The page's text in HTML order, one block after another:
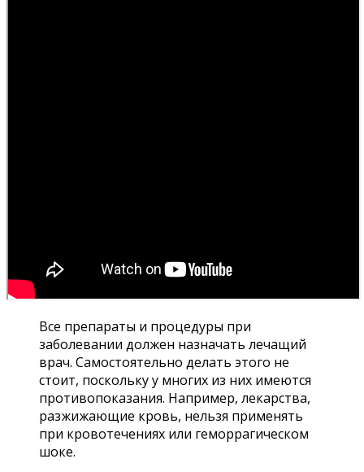
Все препараты и процедуры при
заболевании должен назначать лечащий
врач. Самостоятельно делать этого не
стоит, поскольку у многих из них имеются
противопоказания. Например, лекарства,
разжижающие кровь, нельзя применять
при кровотечениях или геморрагическом
шоке.